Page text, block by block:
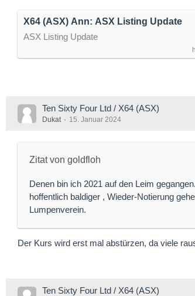
X64 (ASX) Ann: ASX Listing Update
ASX Listing Update
Ten Sixty Four Ltd / X64 (ASX)
Dukat 15. Januar 2024
Zitat von goldfloh
Denen bin ich 2021 auf den Leim
hoffentlich baldiger , Wieder-Notierung
Lumpenverein.
Der Kurs wird erst mal abstürzen, da viele
Ten Sixty Four Ltd / X64 (ASX)